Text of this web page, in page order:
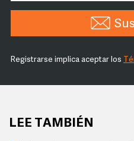
Registrarse implica aceptar los
LEE TAMBIÉN